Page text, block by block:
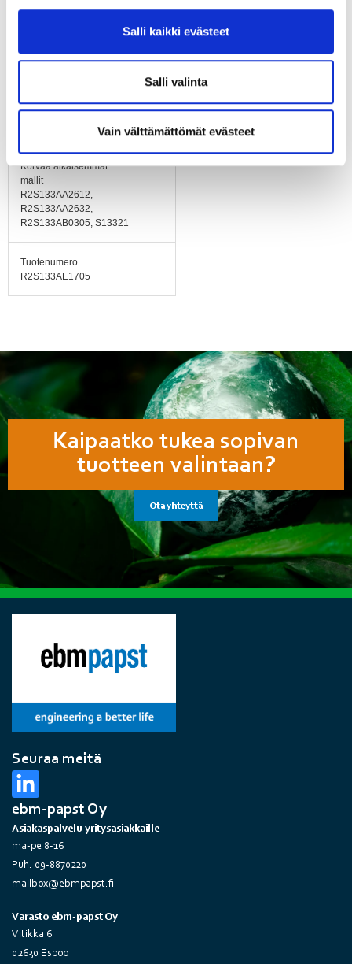
Salli kaikki evästeet
Salli valinta
Vain välttämättömät evästeet
Koko
Paino
Korvaa aikaisemmat
mallit
R2S133AA2612,
R2S133AA2632,
R2S133AB0305, S13321
Tuotenumero
R2S133AE1705
Kaipaatko tukea sopivan
tuotteen valintaan?
Ota yhteyttä
Seuraa meitä
ebm-papst Oy
Asiakaspalvelu yritysasiakkaille
ma-pe 8-16
Puh. 09-8870220
mailbox@ebmpapst.fi
Varasto ebm-papst Oy
Vitikka 6
02630 Espoo